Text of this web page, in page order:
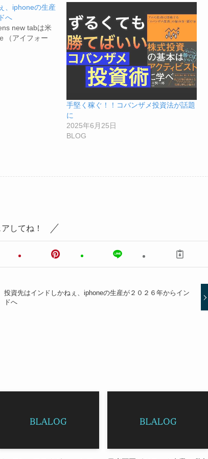
、iphoneの生産
へ
new tabは米
（アイフォー
手堅く稼ぐ！！コバンザメ投資法が話題
に
2025年6月25日
BLOG
してね！
投資先はインドしかねぇ、iphoneの生産が２０２６年からイン
ドへ